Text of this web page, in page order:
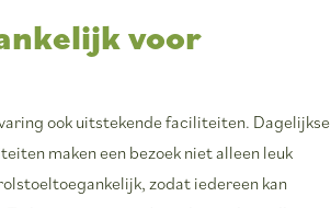
voor
ook uitstekende faciliteiten. Dagelijkse
maken een bezoek niet alleen leuk
zodat iedereen kan